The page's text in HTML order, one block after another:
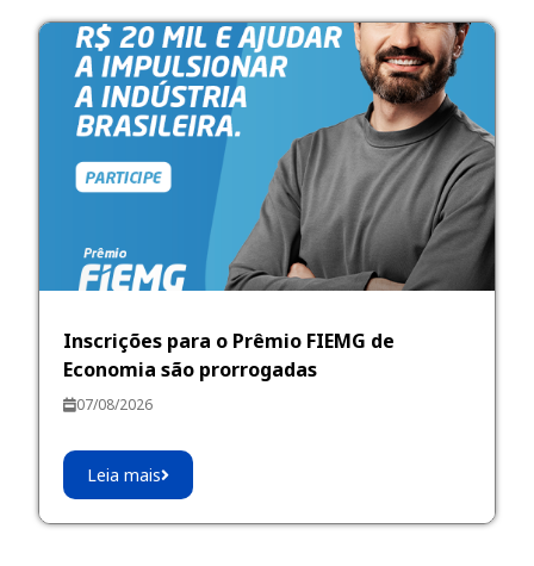
Inscrições para o Prêmio FIEMG de
Economia são prorrogadas
07/08/2026
Leia mais